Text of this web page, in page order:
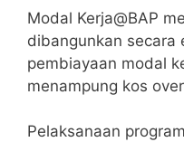
Modal Kerja@BAP
dibangunkan secara
pembiayaan modal
menampung kos
Pelaksanaan